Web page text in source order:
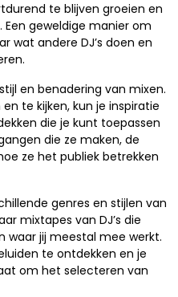
te blijven groeien en
geweldige manier om
wat andere DJ’s doen en
en benadering van mixen.
te kijken, kun je inspiratie
die je kunt toepassen
die ze maken, de
ze het publiek betrekken
genres en stijlen van
mixtapes van DJ’s die
waar jij meestal mee werkt.
te ontdekken en je
om het selecteren van